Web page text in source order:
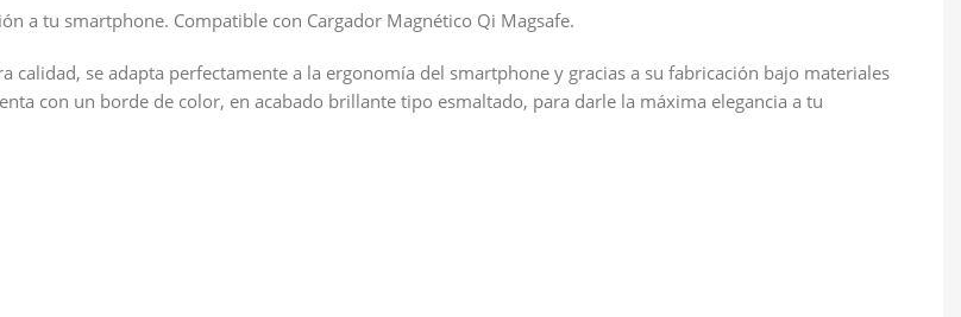
a tu smartphone. Compatible con Cargador Magnético Qi Magsafe.
calidad, se adapta perfectamente a la ergonomía del smartphone y gracias a su fabricación bajo materiales
con un borde de color, en acabado brillante tipo esmaltado, para darle la máxima elegancia a tu